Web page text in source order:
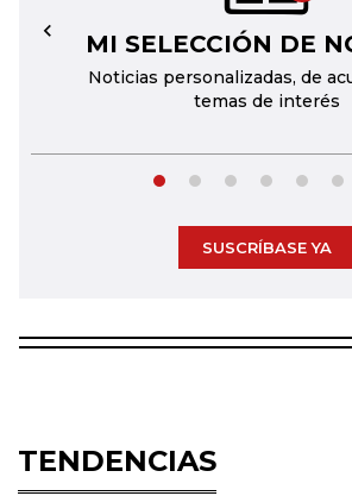
MI SELECCIÓN DE
Noticias personalizadas, de
temas de interés
←
SUSCRÍBASE YA
TENDENCIAS